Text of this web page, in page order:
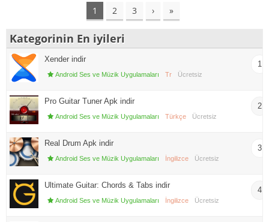
1 2 3 › »
Kategorinin En iyileri
Xender indir
Android Ses ve Müzik Uygulamaları Tr Ücretsiz
1
Pro Guitar Tuner Apk indir
Android Ses ve Müzik Uygulamaları Türkçe Ücretsiz
2
Real Drum Apk indir
Android Ses ve Müzik Uygulamaları İngilizce Ücretsiz
3
Ultimate Guitar: Chords & Tabs indir
Android Ses ve Müzik Uygulamaları İngilizce Ücretsiz
4